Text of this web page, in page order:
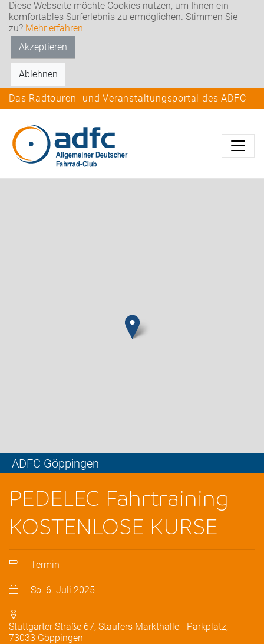
Diese Webseite möchte Cookies nutzen, um Ihnen ein
komfortables Surferlebnis zu ermöglichen. Stimmen Sie
zu? Mehr erfahren
Akzeptieren
Ablehnen
Das Radtouren- und Veranstaltungsportal des ADFC
ADFC Göppingen
PEDELEC Fahrtraining
KOSTENLOSE KURSE
Termin
So. 6. Juli 2025
Stuttgarter Straße 67, Staufers Markthalle - Parkplatz,
73033 Göppingen